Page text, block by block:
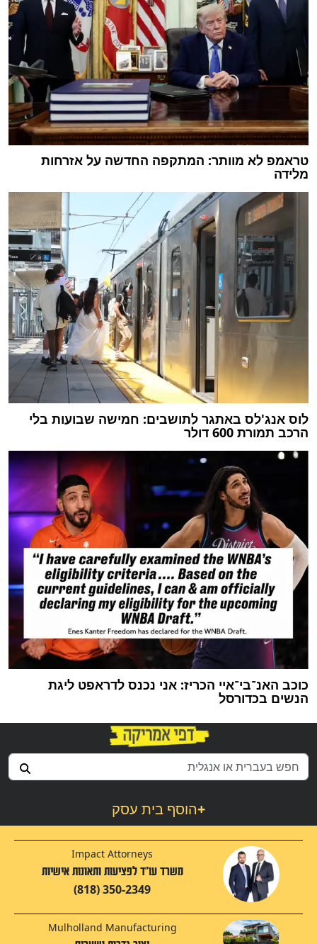
טראמפ לא מוותר: המתקפה החדשה על אזרחות
מלידה
לוס אנג'לס באתגר לתושבים: חמישה שבועות בלי
הרכב תמורת 600 דולר
כוכב האנ־בי־איי הכריז: אני נכנס לדראפט ליגת
הנשים בכדורסל
הוסף בית עסק+
Impact Attorneys
משרד עו"ד לפציעות ותאונות אישיות
(818) 350-2349
Mulholland Manufacturing